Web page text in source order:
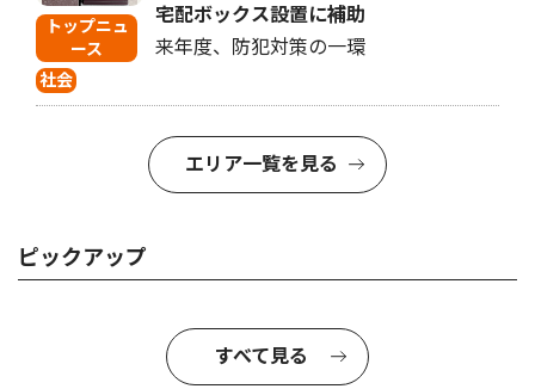
トップニュ
ース
社会
宅配ボックス設置に補助
来年度、防犯対策の一環
エリア一覧を見る
ピックアップ
すべて見る